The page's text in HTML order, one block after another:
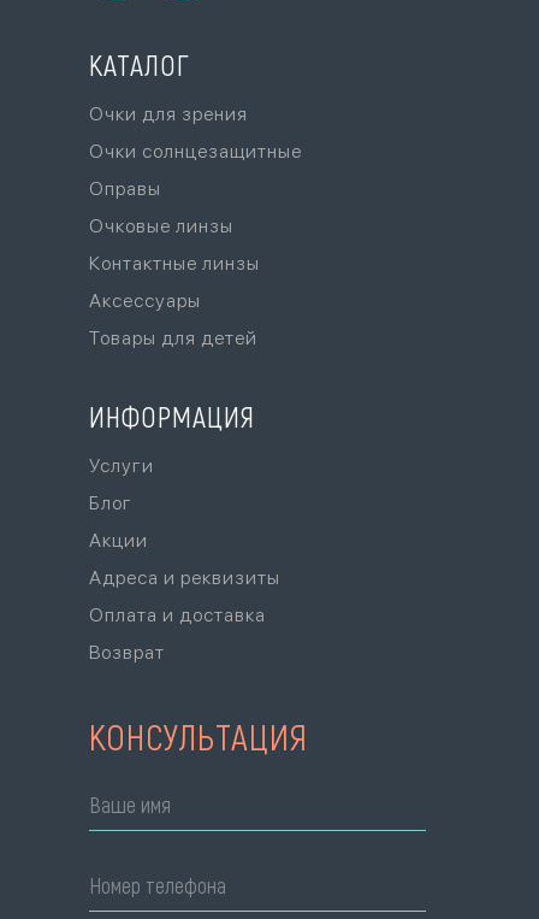
Очки для зрения
Очки солнцезащитные
Очковые линзы
Оправы
Контактные линзы
Аксессуары
Товары для детей
ИНФОРМАЦИЯ
Услуги
КАТАЛОГ
Адреса и реквизиты
КОНСУЛЬТАЦИЯ
Ваше имя
Номер телефона
Оплата и доставка
Возврат
Блог
Акции